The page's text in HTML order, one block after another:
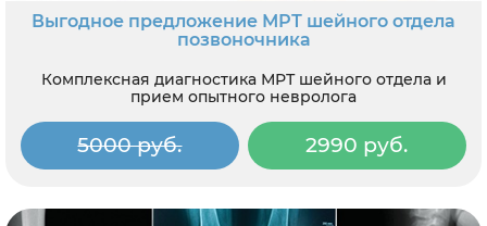
Выгодное предложение МРТ шейного отдела
позвоночника
Комплексная диагностика МРТ шейного отдела и
прием опытного невролога
5000 руб. 2990 руб.